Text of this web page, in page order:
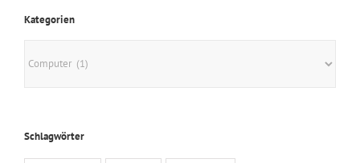
Kategorien
Schlagwörter